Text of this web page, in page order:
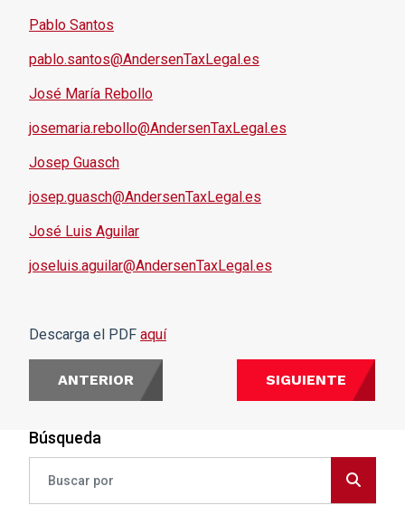
Búsqueda
Pablo Santos
pablo.santos@AndersenTaxLegal.es
José María Rebollo
josemaria.rebollo@AndersenTaxLegal.es
Josep Guasch
josep.guasch@AndersenTaxLegal.es
José Luis Aguilar
joseluis.aguilar@AndersenTaxLegal.es
Descarga el PDF aquí
ANTERIOR SIGUIENTE